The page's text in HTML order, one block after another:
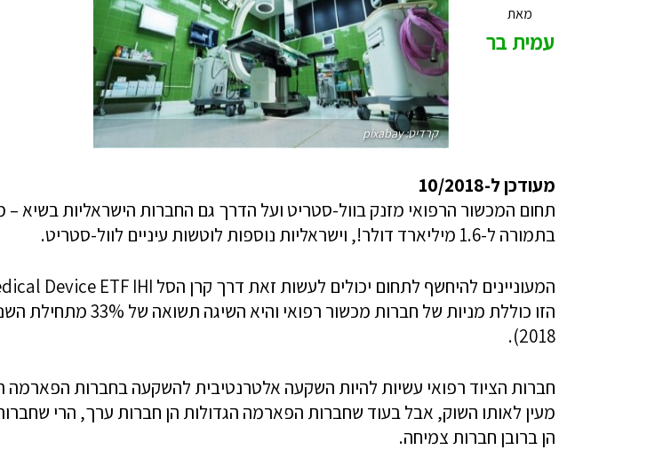
מאת
עמית בר
קרדיט: pixabay
מעודכן ל-10/2018
תחום המכשור הרפואי מזנק בוול-סטריט ועל הדרך גם החברות הישראליות בשיא –
בתמורה ל-1.6 מיליארד דולר!, וישראליות נוספות לוטשות עיניים לוול-סטריט.
הזו כוללת מניות של חברות מכשור
2018).
חברות הציוד רפואי עשיות להיות השקעה אלטרנטיבית להשקעה בחברות הפארמה
מעין לאותו השוק, אבל בעוד שחברות הפארמה הגדולות הן חברות ערך, הרי
הן ברובן חברות צמיחה.